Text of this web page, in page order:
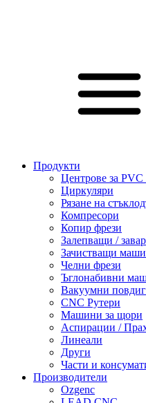
Продукти
Центрове за
Циркуляри
Рязане на
Компресори
Копир фрези
Залепващи /
Зачистващи
Челни фрези
Ъглонабивни
Вакуумни
CNC Рутери
Машини за щори
Аспирации /
Линеали
Други
Части и
Производители
Ozgenc